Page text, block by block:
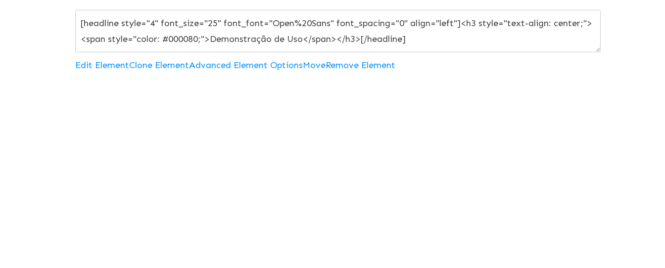
Edit ElementClone ElementAdvanced Element OptionsMoveRemove Element